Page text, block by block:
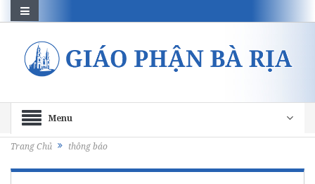
Menu
Trang Chủ thông báo